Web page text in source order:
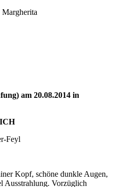
Margherita
am 20.08.2014 in
Feyl
Kopf, schöne dunkle Augen,
Ausstrahlung. Vorzüglich